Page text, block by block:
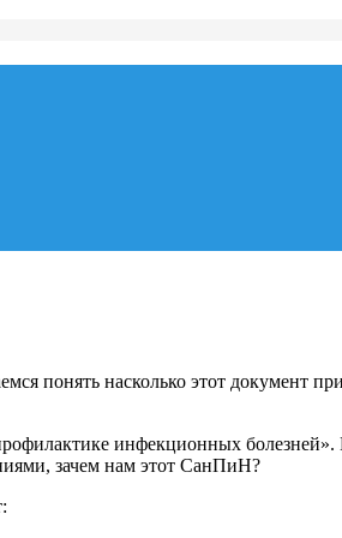
понять насколько этот документ
инфекционных
зачем нам этот СанПиН?